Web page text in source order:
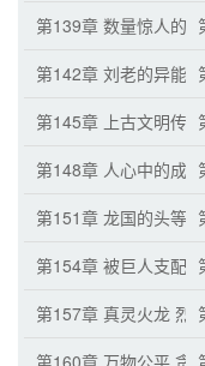
第139章 数量惊人的
第142章 刘老的异能
第145章 上古文明传
第148章 人心中的成
第151章 龙国的头等
第154章 被巨人支配
第157章 真灵火龙 烈
第160章 万物公平 贪